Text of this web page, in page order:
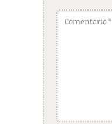
Comentario*